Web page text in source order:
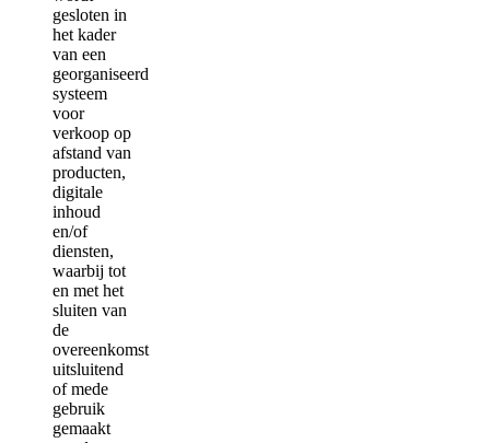
gesloten in
het kader
van een
georganiseerd
systeem
voor
verkoop op
afstand van
producten,
digitale
inhoud
en/of
diensten,
waarbij tot
en met het
sluiten van
de
overeenkomst
uitsluitend
of mede
gebruik
gemaakt